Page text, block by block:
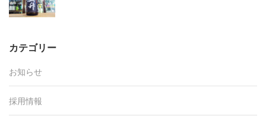
カテゴリー
お知らせ
採用情報